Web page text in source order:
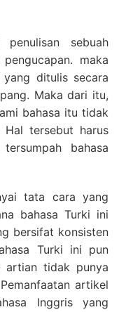
sebuah
maka
yang ditulis secara
Maka dari itu,
bahasa itu tidak
Hal tersebut harus
bahasa
tata cara yang
bahasa Turki ini
bersifat konsisten
Turki ini pun
artian tidak punya
artikel
Inggris yang